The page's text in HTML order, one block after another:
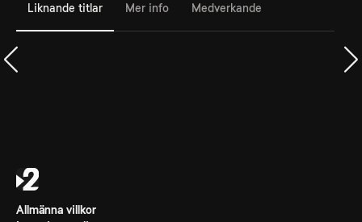
Liknande titlar Mer info Medverkande
Allmänna villkor